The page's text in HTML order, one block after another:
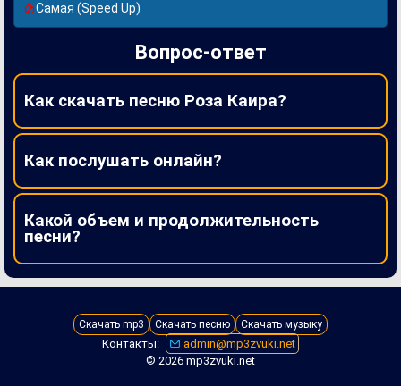
Самая (Speed Up)
Вопрос-ответ
Как скачать песню Роза Каира?
Как послушать онлайн?
Какой объем и продолжительность
песни?
Скачать mp3 Скачать песню Скачать музыку
Контакты:
admin@mp3zvuki.net
© 2026 mp3zvuki.net